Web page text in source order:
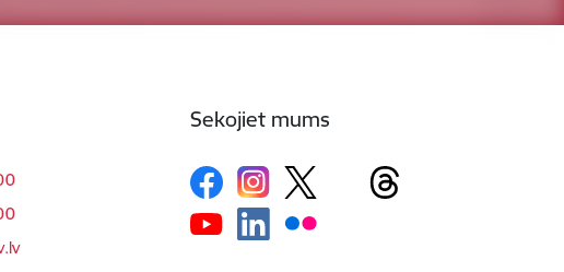
Sekojiet mums